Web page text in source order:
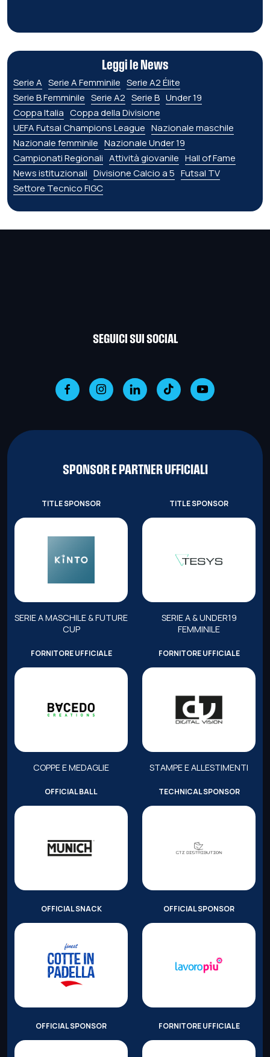
Leggi le News
Serie A Serie A Femminile Serie A2 Élite
Serie B Femminile Serie A2 Serie B Under 19
Coppa Italia Coppa della Divisione
UEFA Futsal Champions League Nazionale maschile
Nazionale femminile Nazionale Under 19
Campionati Regionali Attività giovanile Hall of Fame
News istituzionali Divisione Calcio a 5 Futsal TV
Settore Tecnico FIGC
SEGUICI SUI SOCIAL
SPONSOR E PARTNER UFFICIALI
TITLE SPONSOR
SERIE A MASCHILE & FUTURE
CUP
TITLE SPONSOR
SERIE A & UNDER19
FEMMINILE
FORNITORE UFFICIALE
COPPE E MEDAGLIE
FORNITORE UFFICIALE
STAMPE E ALLESTIMENTI
OFFICIAL BALL TECHNICAL SPONSOR
OFFICIAL SNACK OFFICIAL SPONSOR
OFFICIAL SPONSOR FORNITORE UFFICIALE